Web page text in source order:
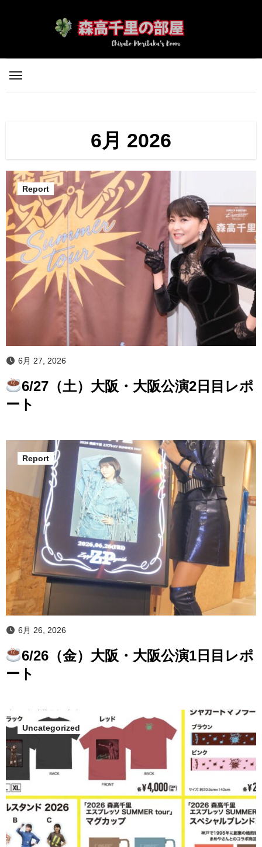
ス
6月 2026
Report
6月 27, 2026
6/27（土）大阪・大阪公演2日目レポ
ート
Report
6月 26, 2026
6/26（金）大阪・大阪公演1日目レポ
ート
Uncategorized